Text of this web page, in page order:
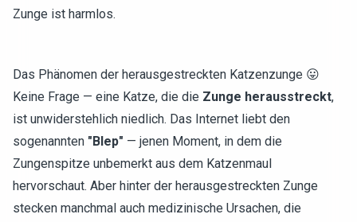
Zunge ist harmlos.
Das Phänomen der herausgestreckten Katzenzunge 😛
Keine Frage — eine Katze, die die Zunge herausstreckt,
ist unwiderstehlich niedlich. Das Internet liebt den
sogenannten "Blep" — jenen Moment, in dem die
Zungenspitze unbemerkt aus dem Katzenmaul
hervorschaut. Aber hinter der herausgestreckten Zunge
stecken manchmal auch medizinische Ursachen, die